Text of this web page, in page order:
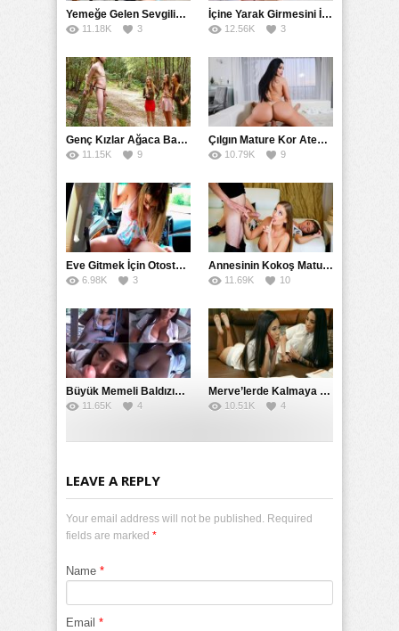
Yemeğe Gelen Sevgilisinin Arkadaşına Yarak Yedirdi
11.18K 3
İçine Yarak Girmesini İsteyince Kuzeninin Penisini Kullandı
12.56K 3
Genç Kızlar Ağaca Bağlayarak Tecavüz Etmek İstediler
11.15K 9
Çılgın Mature Kor Ateşiyle Misafirini Yakıp Eritti
10.79K 9
Eve Gitmek İçin Otostop Çeken Üniversiteli Bedelini Ödedi
6.98K 3
Annesinin Kokoş Mature Arkadaşı Tarafından Saksoya Uğradı
11.69K 10
Büyük Memeli Baldızının Takipçilerinin Çoğalması İçin Yardım Etti
11.65K 4
Merve’lerde Kalmaya Gelen Liseli Kız Fanteziyi Dibine Verdirdi
10.51K 4
LEAVE A REPLY
Your email address will not be published. Required
fields are marked *
Name *
Email *